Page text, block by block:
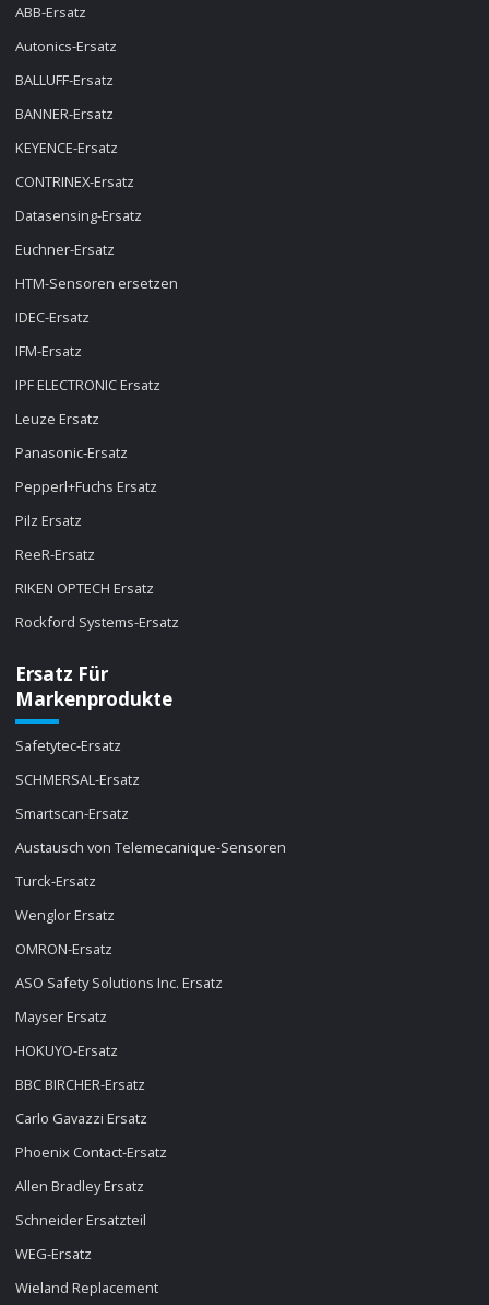
ABB-Ersatz
Autonics-Ersatz
BALLUFF-Ersatz
BANNER-Ersatz
KEYENCE-Ersatz
CONTRINEX-Ersatz
Datasensing-Ersatz
Euchner-Ersatz
HTM-Sensoren ersetzen
IDEC-Ersatz
IFM-Ersatz
IPF ELECTRONIC Ersatz
Leuze Ersatz
Panasonic-Ersatz
Pepperl+Fuchs Ersatz
Pilz Ersatz
ReeR-Ersatz
RIKEN OPTECH Ersatz
Rockford Systems-Ersatz
Ersatz Für
Markenprodukte
Safetytec-Ersatz
SCHMERSAL-Ersatz
Smartscan-Ersatz
Austausch von Telemecanique-Sensoren
Turck-Ersatz
Wenglor Ersatz
OMRON-Ersatz
ASO Safety Solutions Inc. Ersatz
Mayser Ersatz
HOKUYO-Ersatz
BBC BIRCHER-Ersatz
Carlo Gavazzi Ersatz
Phoenix Contact-Ersatz
Allen Bradley Ersatz
Schneider Ersatzteil
WEG-Ersatz
Wieland Replacement